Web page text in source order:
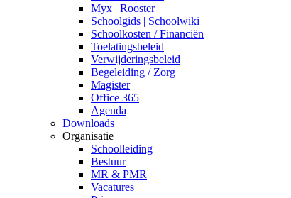
Myx | Rooster
Schoolgids | Schoolwiki
Schoolkosten / Financiën
Toelatingsbeleid
Verwijderingsbeleid
Begeleiding / Zorg
Magister
Office 365
Agenda
Downloads
Organisatie
Schoolleiding
Bestuur
MR & PMR
Vacatures